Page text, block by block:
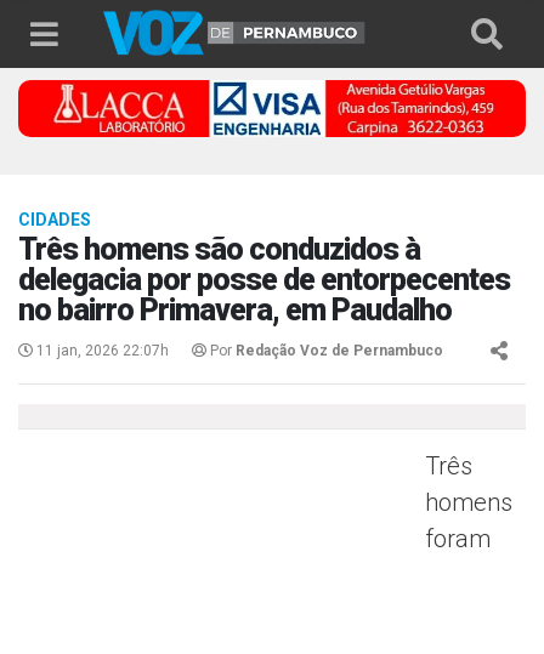
CIDADES
Três homens são conduzidos à
delegacia por posse de entorpecentes
no bairro Primavera, em Paudalho
11 jan, 2026 22:07h Por Redação Voz de Pernambuco
Três
homens
foram